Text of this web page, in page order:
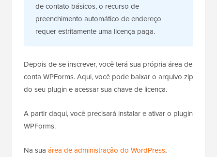
de contato básicos, o recurso de
preenchimento automático de endereço
requer estritamente uma licença paga.
Depois de se inscrever, você terá sua própria área de
conta WPForms. Aqui, você pode baixar o arquivo zip
do seu plugin e acessar sua chave de licença.
A partir daqui, você precisará instalar e ativar o plugin
WPForms.
Na sua área de administração do WordPress,